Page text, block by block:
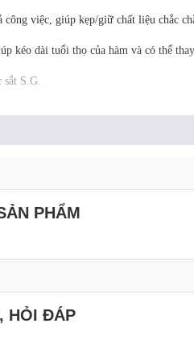
công việc, giúp kẹp/giữ chất liệu chắc
kéo dài tuổi thọ của hàm và có thể
sắt S.G.
PHẨM
HỎI ĐÁP